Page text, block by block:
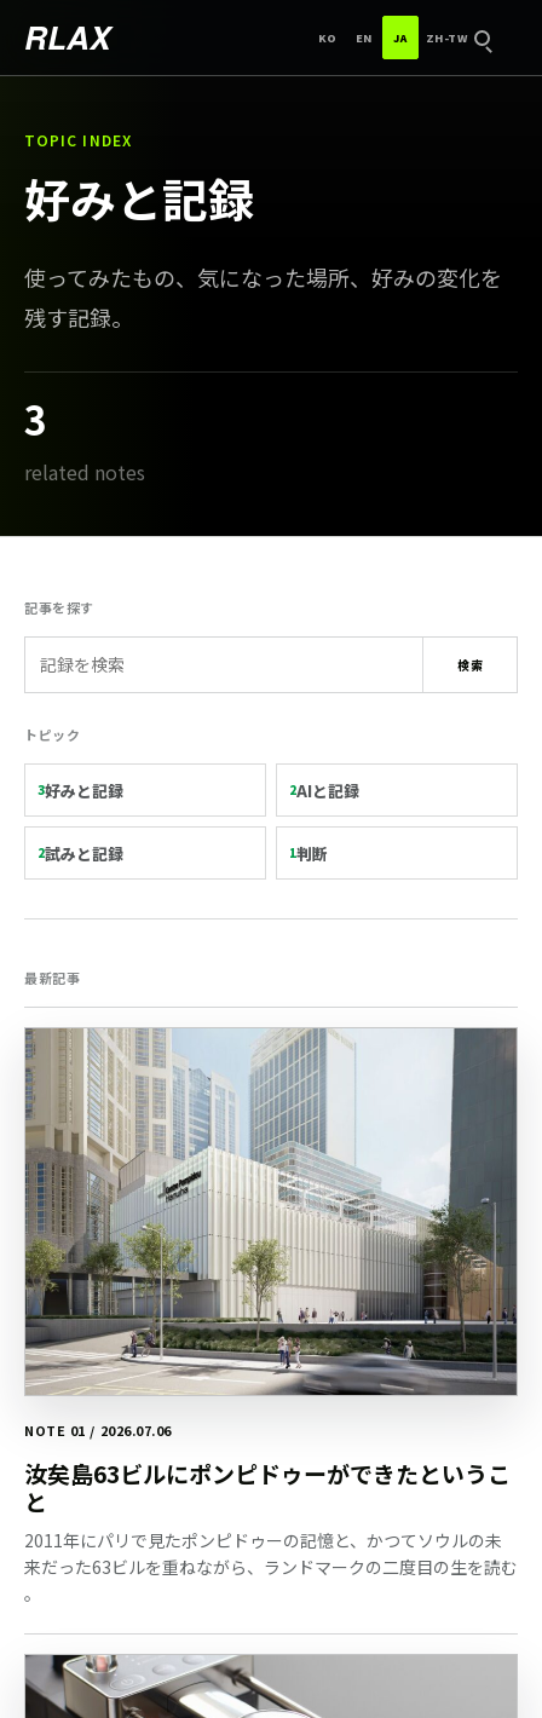
RLAX
KO
ENGLISH
EN
日本語
JA
ZH-TW 検索
TOPIC INDEX
好みと記録
使ってみたもの、気になった場所、好みの変化を
残す記録。
3
related notes
記事を探す
検索語 検索
トピック
3好みと記録 2AIと記録
2試みと記録 1判断
最新記事
NOTE 01 / 2026.07.06
汝矣島63ビルにポンピドゥーができたというこ
と
2011年にパリで見たポンピドゥーの記憶と、かつてソウルの未
来だった63ビルを重ねながら、ランドマークの二度目の生を読む
。